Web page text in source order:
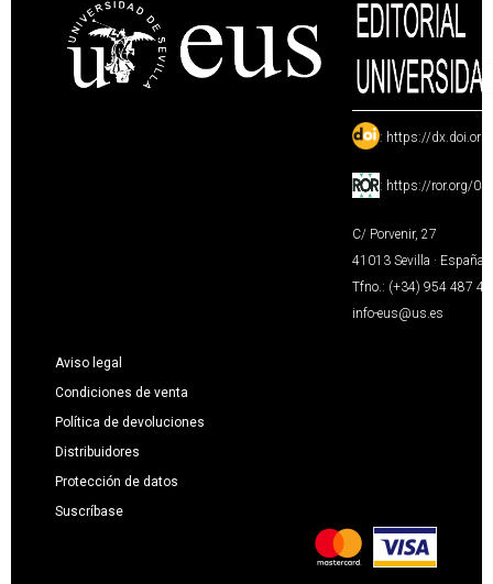
: https://
: https://ror.org/
C/ Porvenir, 27
41013 Sevilla · España
Tfno.: (+34) 954 487
info-eus@us.es
Aviso legal
Condiciones de venta
Política de devoluciones
Distribuidores
Protección de datos
Suscríbase